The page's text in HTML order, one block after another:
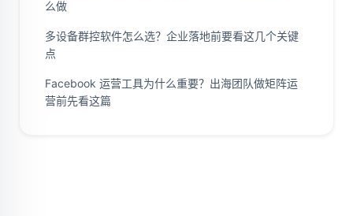
么做
多设备群控软件怎么选？企业落地前要看这几个关键
点
Facebook 运营工具为什么重要？出海团队做矩阵运
营前先看这篇